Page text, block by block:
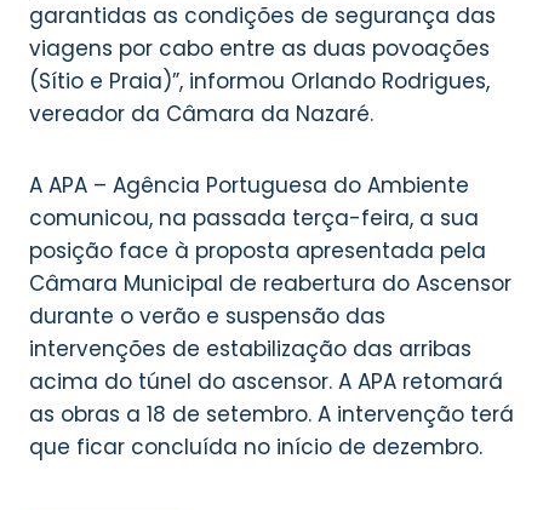
garantidas as condições de segurança das
viagens por cabo entre as duas povoações
(Sítio e Praia)”, informou Orlando Rodrigues,
vereador da Câmara da Nazaré.
A APA – Agência Portuguesa do Ambiente
comunicou, na passada terça-feira, a sua
posição face à proposta apresentada pela
Câmara Municipal de reabertura do Ascensor
durante o verão e suspensão das
intervenções de estabilização das arribas
acima do túnel do ascensor. A APA retomará
as obras a 18 de setembro. A intervenção terá
que ficar concluída no início de dezembro.